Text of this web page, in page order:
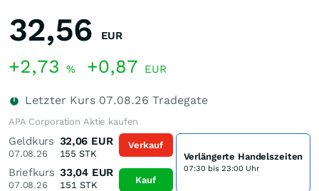
32,56 EUR
+2,73 % +0,87 EUR
Letzter Kurs 07.08.26 Tradegate
APA Corporation Aktie kaufen
Geldkurs
07.08.26
32,06 EUR
155 STK
Briefkurs
07.08.26
33,04 EUR
151 STK
Verkauf
Kauf
Verlängerte Handelszeiten
07:30 bis 23:00 Uhr